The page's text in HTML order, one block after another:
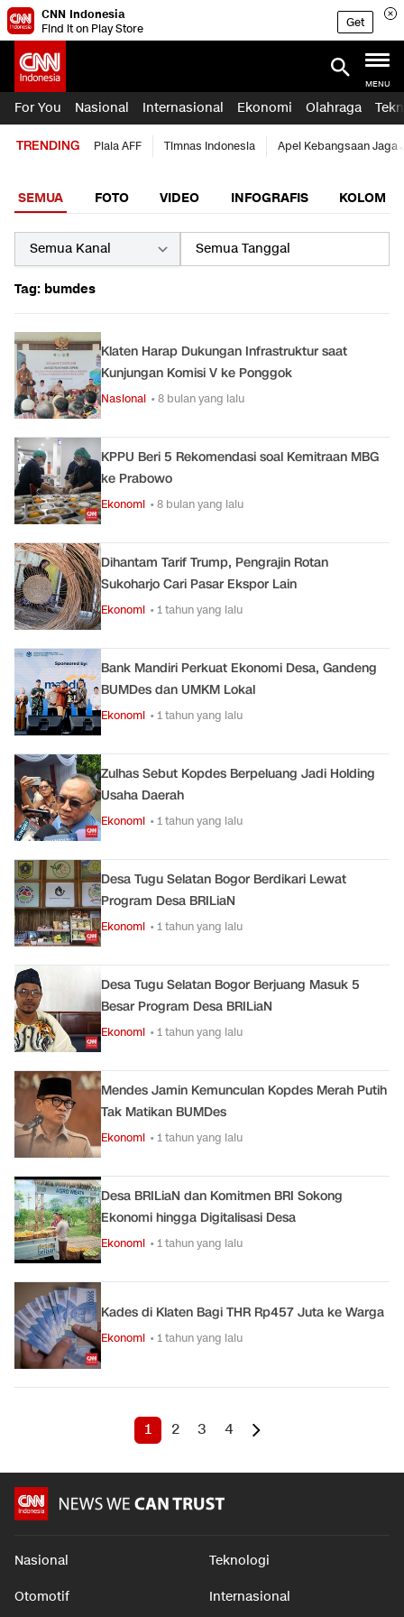
CNN Indonesia
Find it on Play Store
Get
MENU
For You Nasional Internasional Ekonomi Olahraga
TRENDING Piala AFF Timnas Indonesia Apel Kebangsaan Jaga
SEMUA FOTO VIDEO INFOGRAFIS KOLOM
Tag: bumdes
Klaten Harap Dukungan Infrastruktur saat
Kunjungan Komisi V ke Ponggok
Nasional • 8 bulan yang lalu
KPPU Beri 5 Rekomendasi soal Kemitraan MBG
ke Prabowo
Ekonomi • 8 bulan yang lalu
Dihantam Tarif Trump, Pengrajin Rotan
Sukoharjo Cari Pasar Ekspor Lain
Ekonomi • 1 tahun yang lalu
Bank Mandiri Perkuat Ekonomi Desa, Gandeng
BUMDes dan UMKM Lokal
Ekonomi • 1 tahun yang lalu
Zulhas Sebut Kopdes Berpeluang Jadi Holding
Usaha Daerah
Ekonomi • 1 tahun yang lalu
Desa Tugu Selatan Bogor Berdikari Lewat
Program Desa BRILiaN
Ekonomi • 1 tahun yang lalu
Desa Tugu Selatan Bogor Berjuang Masuk 5
Besar Program Desa BRILiaN
Ekonomi • 1 tahun yang lalu
Mendes Jamin Kemunculan Kopdes Merah Putih
Tak Matikan BUMDes
Ekonomi • 1 tahun yang lalu
Desa BRILiaN dan Komitmen BRI Sokong
Ekonomi hingga Digitalisasi Desa
Ekonomi • 1 tahun yang lalu
Kades di Klaten Bagi THR Rp457 Juta ke Warga
Ekonomi • 1 tahun yang lalu
1 2 3 4
Nasional Teknologi
Otomotif Internasional